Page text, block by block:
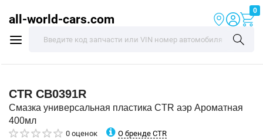
all-world-cars.com
0
CTR CB0391R
Смазка универсальная пластика CTR аэр Ароматная
400мл
0 оценок О бренде CTR